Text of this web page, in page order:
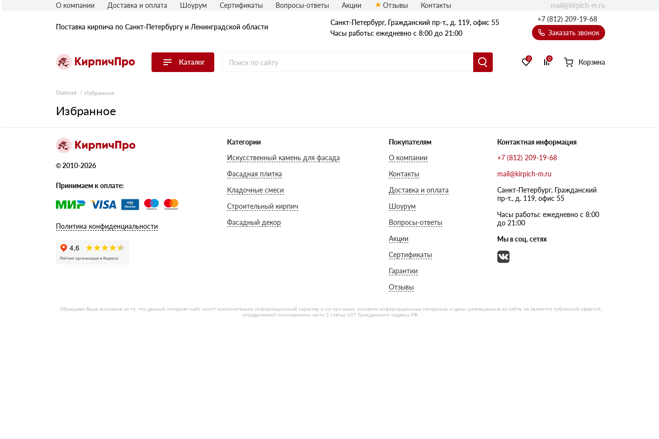
Поставка кирпича по Санкт-Петербургу и Ленинградской области
Санкт-Петербург, Граждaнский пр-т., д. 119, офис 55
Часы работы: ежедневно с 8:00 до 21:00
+7 (812) 209-19-68
Заказать звонок
Каталог
Перейти в каталог
Строительный (рядовой) кирпич
блок
Печной кирпич
0 0 Корзина
О компании Доставка и оплата Шоурум Сертификаты Вопросы-ответы Акции Отзывы Контакты mail@kirpich-m.ru
Главная Избранное
Избранное
© 2010-2026
Принимаем к оплате:
Политика конфиденциальности
Категории
Искусственный камень для фасада
Фасадная плитка
Кладочные смеси
Строительный кирпич
Фасадный декор
Покупателям
О компании
Контакты
Доставка и оплата
Шоурум
Вопросы-ответы
Акции
Сертификаты
Гарантии
Отзывы
Контактная информация
+7 (812) 209-19-68
mail@kirpich-m.ru
Санкт-Петербург, Граждaнский
пр-т., д. 119, офис 55
Часы работы: ежедневно с 8:00
до 21:00
Мы в соц. сетях